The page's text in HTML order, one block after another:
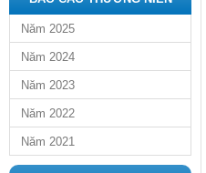
Năm 2025
Năm 2024
Năm 2023
Năm 2022
Năm 2021